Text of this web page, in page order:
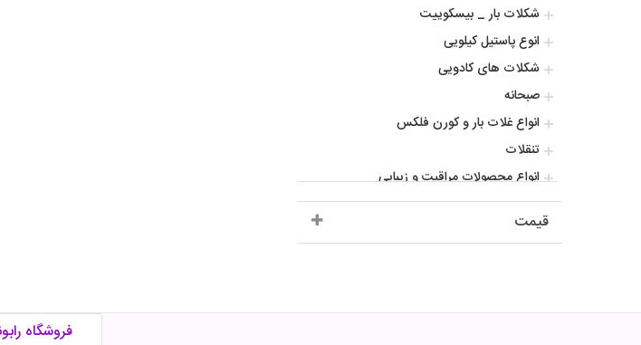
شکلات بار _ بیسکوییت
انوع پاستیل کیلویی
شکلات های کادویی
صبحانه
انواع غلات بار و کورن فلکس
تنقلات
انواع محصولات مراقبت و زیبایی
انواع کاپوچینو و کافی میکس
انواع پودر و دانه قهوه
آشپزی
قیمت
فروشگاه